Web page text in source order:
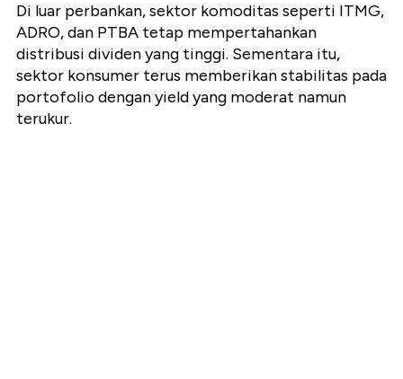
Di luar perbankan, sektor komoditas seperti ITMG,
ADRO, dan PTBA tetap mempertahankan
distribusi dividen yang tinggi. Sementara itu,
sektor konsumer terus memberikan stabilitas pada
portofolio dengan yield yang moderat namun
terukur.